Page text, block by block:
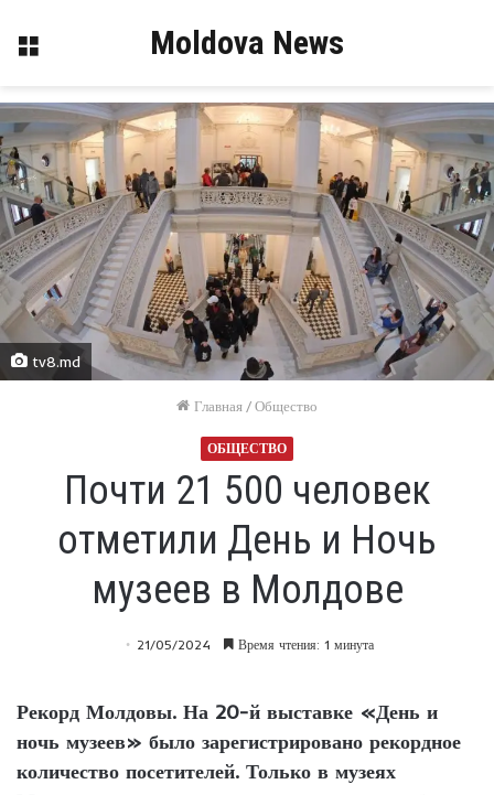
Меню Moldova News
tv8.md
Главная /Общество
ОБЩЕСТВО
Почти 21 500 человек
отметили День и Ночь
музеев в Молдове
21/05/2024 Время чтения: 1 минута
Рекорд Молдовы. На 20-й выставке «День и
ночь музеев» было зарегистрировано рекордное
количество посетителей. Только в музеях